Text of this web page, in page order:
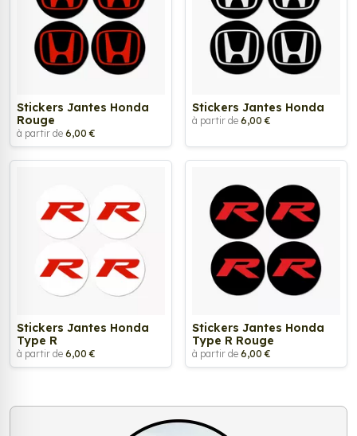
Stickers Jantes Honda
Rouge
à partir de 6,00 €
Stickers Jantes Honda
à partir de 6,00 €
Stickers Jantes Honda
Type R
à partir de 6,00 €
Stickers Jantes Honda
Type R Rouge
à partir de 6,00 €